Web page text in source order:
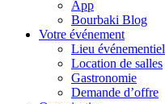
App
Bourbaki Blog
Votre événement
Lieu événementiel
Location de salles
Gastronomie
Demande d’offre